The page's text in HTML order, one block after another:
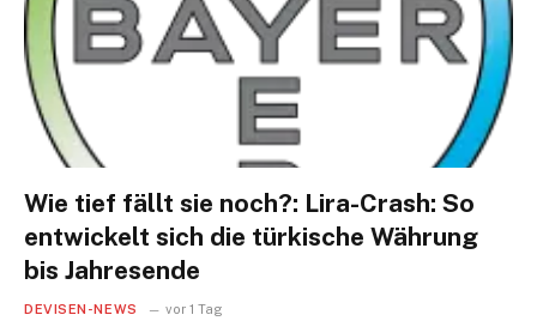
Wie tief fällt sie noch?: Lira-Crash: So
entwickelt sich die türkische Währung
bis Jahresende
DEVISEN-NEWS vor 1 Tag